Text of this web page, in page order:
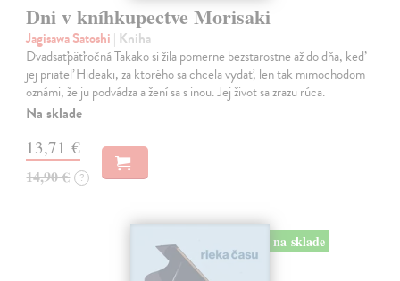
Dni v kníhkupectve Morisaki
Jagisawa Satoshi | Kniha
Dvadsaťpäťročná Takako si žila pomerne bezstarostne až do dňa, keď
jej priateľ Hideaki, za ktorého sa chcela vydať, len tak mimochodom
oznámi, že ju podvádza a žení sa s inou. Jej život sa zrazu rúca.
Na sklade
13,71 €
14,90 € ?
na sklade